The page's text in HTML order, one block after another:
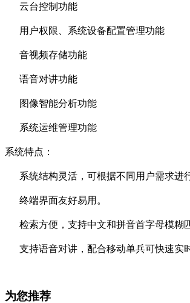
云台控制功能
用户权限、系统设备配置管理功能
音视频存储功能
语音对讲功能
图像智能分析功能
系统运维管理功能
系统特点：
系统结构灵活，可根据不同用户需求进
终端界面友好易用。
检索方便，支持中文和拼音首字母模糊
支持语音对讲，配合移动单兵可快速实
为您推荐